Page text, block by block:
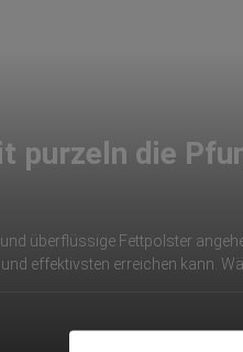
purzeln die
überflüssige Fettpolster
effektivsten erreichen kann.